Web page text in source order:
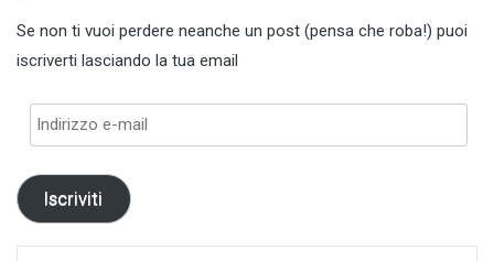
Se non ti vuoi perdere neanche un post (pensa che roba!) puoi
iscriverti lasciando la tua email
Indirizzo
Iscriviti